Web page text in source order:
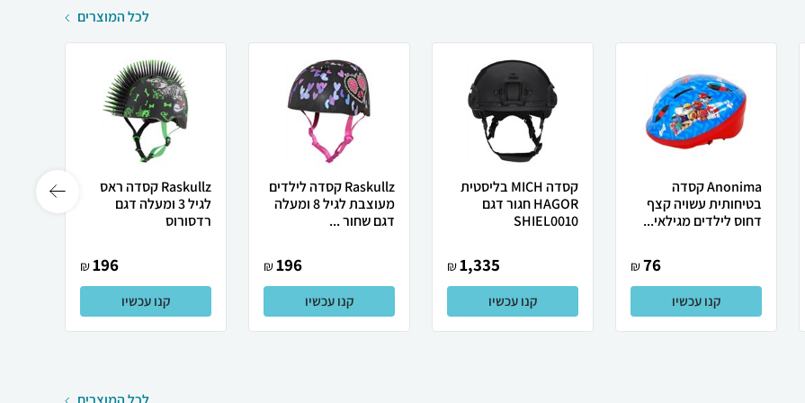
לכל המוצרים
Anonima קסדה
בטיחותית עשויה קצף
דחוס לילדים מגילאי...
76
₪
קנו עכשיו
קסדה MICH בליסטית
HAGOR חגור דגם
SHIEL0010
1,335
₪
קנו עכשיו
Raskullz קסדה לילדים
מעוצבת לגיל 8 ומעלה
דגם שחור ...
196
₪
קנו עכשיו
Raskullz קסדה ראס
לגיל 3 ומעלה דגם
רדסורוס
196
₪
קנו עכשיו